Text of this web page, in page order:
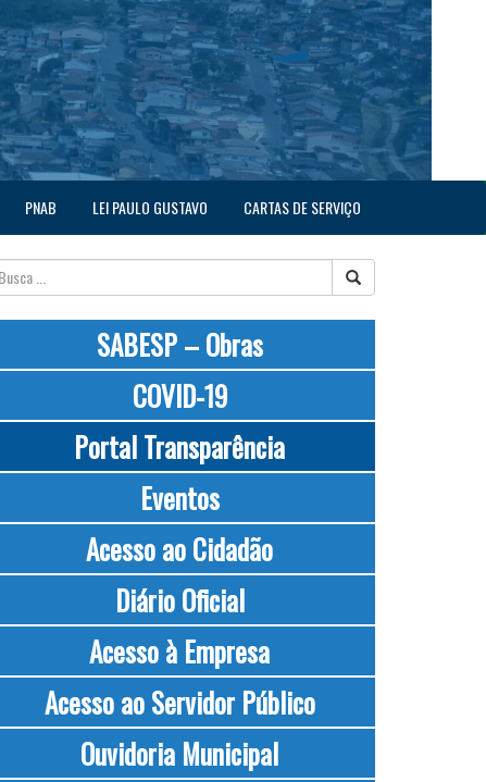
PNAB LEI PAULO GUSTAVO CARTAS DE SERVIÇO
SABESP – Obras
COVID-19
Portal Transparência
Eventos
Acesso ao Cidadão
Diário Oficial
Acesso à Empresa
Acesso ao Servidor Público
Ouvidoria Municipal